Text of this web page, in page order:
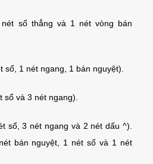
sổ thẳng và 1 nét vòng bán
1 nét ngang, 1 bán nguyệt).
và 3 nét ngang).
sổ, 3 nét ngang và 2 nét dấu ^).
bán nguyệt, 1 nét sổ và 1 nét